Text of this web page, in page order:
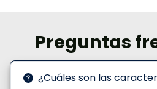
Suiza ( CH), 250 V / 16 A
Francia, Suiza y toda
Preguntas
¿Cuáles son las